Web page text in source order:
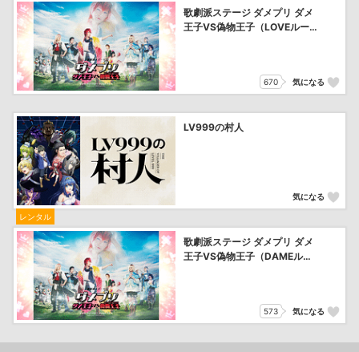
歌劇派ステージ ダメプリ ダメ
王子VS偽物王子（LOVEルー
670 気になる
LV999の村人
気になる
レンタル
歌劇派ステージ ダメプリ ダメ
王子VS偽物王子（DAMEルー
573 気になる